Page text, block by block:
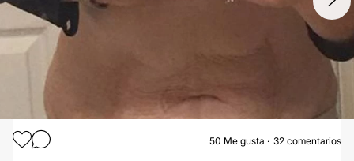
ABDOMINOPLASTIA
50 Me gusta 32 comentarios